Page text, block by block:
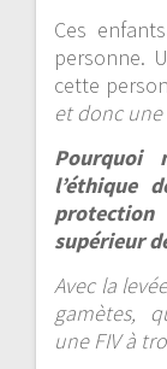
Ces
personne.
cette
et donc
Pourquoi
l’éthique
supérieur
Avec la
gamètes,
une FIV à